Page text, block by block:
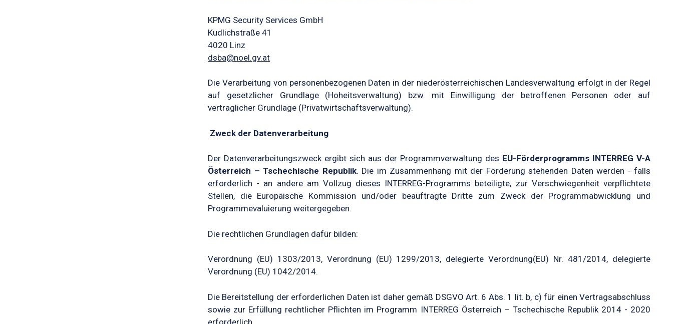
KPMG Security Services GmbH
Kudlichstraße 41
4020 Linz
dsba@noel.gv.at
Die Verarbeitung von personenbezogenen Daten in der niederösterreichischen Landesverwaltung erfolgt in der Regel
auf gesetzlicher Grundlage (Hoheitsverwaltung) bzw. mit Einwilligung der betroffenen Personen oder auf
vertraglicher Grundlage (Privatwirtschaftsverwaltung).
Zweck der Datenverarbeitung
Der Datenverarbeitungszweck ergibt sich aus der Programmverwaltung des EU-Förderprogramms INTERREG V-A
Österreich – Tschechische Republik. Die im Zusammenhang mit der Förderung stehenden Daten werden - falls
erforderlich - an andere am Vollzug dieses INTERREG-Programms beteiligte, zur Verschwiegenheit verpflichtete
Stellen, die Europäische Kommission und/oder beauftragte Dritte zum Zweck der Programmabwicklung und
Programmevaluierung weitergegeben.
Die rechtlichen Grundlagen dafür bilden:
Verordnung (EU) 1303/2013, Verordnung (EU) 1299/2013, delegierte Verordnung(EU) Nr. 481/2014, delegierte
Verordnung (EU) 1042/2014.
Die Bereitstellung der erforderlichen Daten ist daher gemäß DSGVO Art. 6 Abs. 1 lit. b, c) für einen Vertragsabschluss
sowie zur Erfüllung rechtlicher Pflichten im Programm INTERREG Österreich – Tschechische Republik 2014 - 2020
erforderlich.